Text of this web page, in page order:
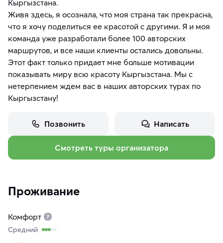
Кыргызстана.
Живя здесь, я осознала, что моя страна так прекрасна,
что я хочу поделиться ее красотой с другими. Я и моя
команда уже разработали более 100 авторских
маршрутов, и все наши клиенты остались довольны.
Этот факт только придает мне больше мотивации
показывать миру всю красоту Кыргызстана. Мы с
нетерпением ждем вас в наших авторских турах по
Кыргызстану!
Позвонить Написать
Смотреть туры организатора
Проживание
Комфорт
Средний